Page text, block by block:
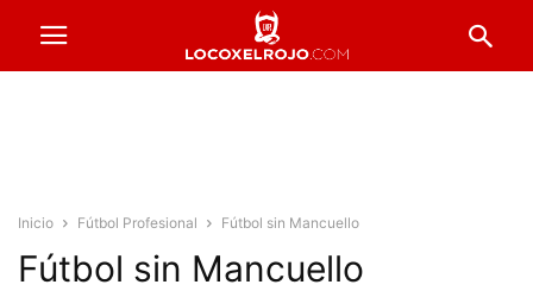
Inicio Fútbol Profesional Fútbol sin Mancuello
Fútbol sin Mancuello